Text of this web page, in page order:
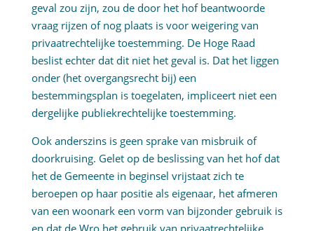
geval zou zijn, zou de door het hof beantwoorde
vraag rijzen of nog plaats is voor weigering van
privaatrechtelijke toestemming. De Hoge Raad
beslist echter dat dit niet het geval is. Dat het liggen
onder (het overgangsrecht bij) een
bestemmingsplan is toegelaten, impliceert niet een
dergelijke publiekrechtelijke toestemming.
Ook anderszins is geen sprake van misbruik of
doorkruising. Gelet op de beslissing van het hof dat
het de Gemeente in beginsel vrijstaat zich te
beroepen op haar positie als eigenaar, het afmeren
van een woonark een vorm van bijzonder gebruik is